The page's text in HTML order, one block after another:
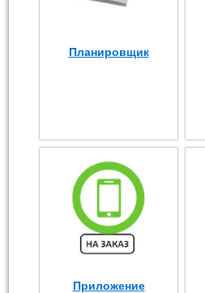
Планировщик
Приложение